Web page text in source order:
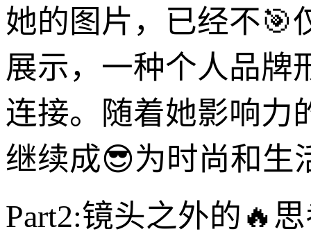
她的图片，已经不🎯
展示，一种个人品牌
连接。随着她影响力
继续成😎为时尚和生
Part2:镜头之外的🔥